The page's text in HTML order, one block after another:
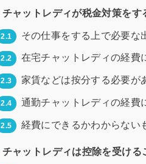
チャットレディが税金対策をす
2.1 その仕事をする上で必要な
2.2 在宅チャットレディの経費
2.3 家賃などは按分する必要が
2.4 通勤チャットレディの経費
2.5 経費にできるかわからない
チャットレディは控除を受ける